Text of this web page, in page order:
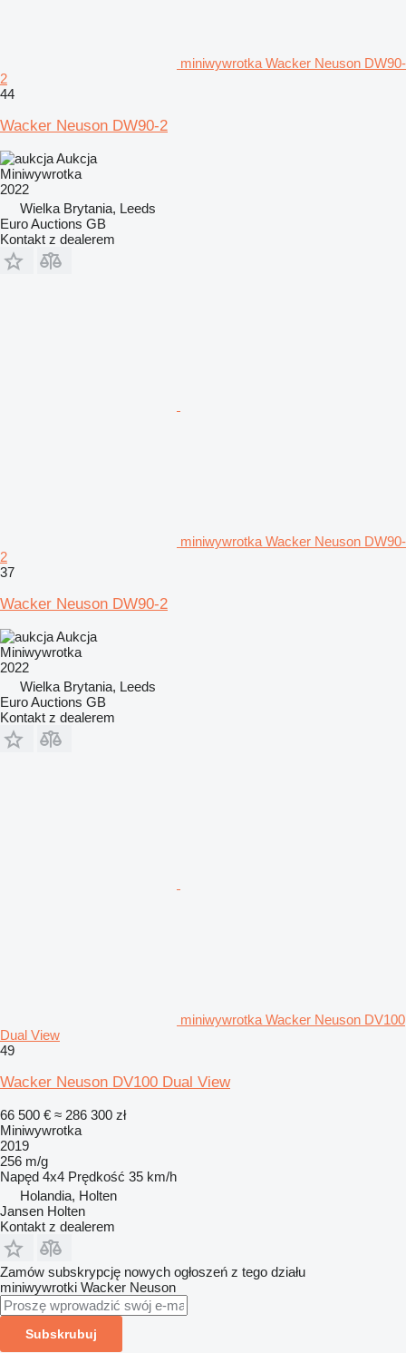
miniwywrotka Wacker Neuson DW90-
2
44
Wacker Neuson DW90-2
Aukcja
Miniwywrotka
2022
Wielka Brytania, Leeds
Euro Auctions GB
Kontakt z dealerem
miniwywrotka Wacker Neuson DW90-
2
37
Wacker Neuson DW90-2
Aukcja
Miniwywrotka
2022
Wielka Brytania, Leeds
Euro Auctions GB
Kontakt z dealerem
miniwywrotka Wacker Neuson DV100
Dual View
49
Wacker Neuson DV100 Dual View
66 500 € ≈ 286 300 zł
Miniwywrotka
2019
256 m/g
Napęd 4x4 Prędkość 35 km/h
Holandia, Holten
Jansen Holten
Kontakt z dealerem
Zamów subskrypcję nowych ogłoszeń z tego działu
miniwywrotki Wacker Neuson
Subskrubuj